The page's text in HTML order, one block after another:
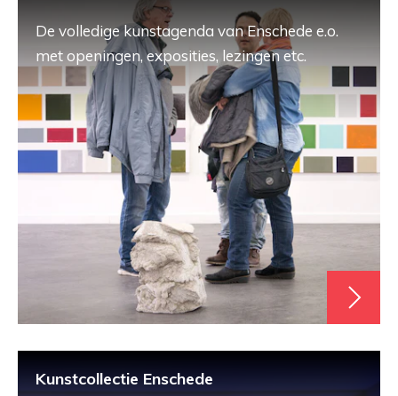
De volledige kunstagenda van Enschede e.o.
met openingen, exposities, lezingen etc.
Kunstcollectie Enschede